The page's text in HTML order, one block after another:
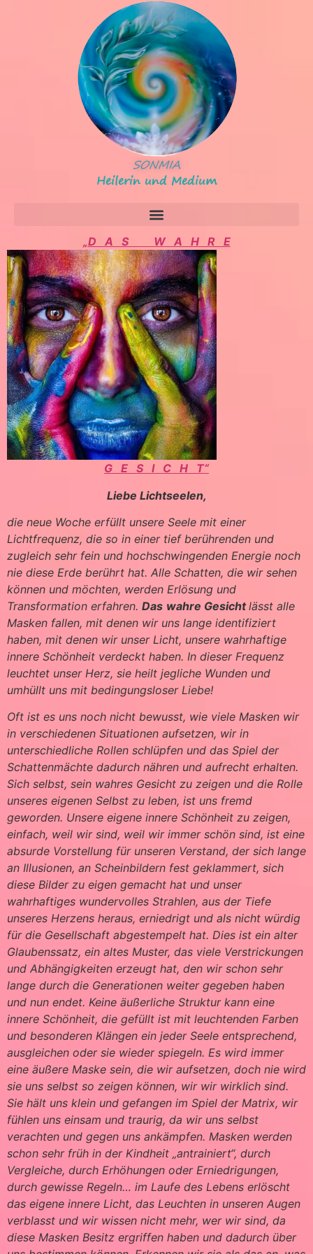
SONMIA
Heilerin und Medium
„D A S W A H R E
G E S I C H T“
Liebe Lichtseelen,
die neue Woche erfüllt unsere Seele mit einer
Lichtfrequenz, die so in einer tief berührenden und
zugleich sehr fein und hochschwingenden Energie noch
nie diese Erde berührt hat. Alle Schatten, die wir sehen
können und möchten, werden Erlösung und
Transformation erfahren. Das wahre Gesichtlässt alle
Masken fallen, mit denen wir uns lange identifiziert
haben, mit denen wir unser Licht, unsere wahrhaftige
innere Schönheit verdeckt haben. In dieser Frequenz
leuchtet unser Herz, sie heilt jegliche Wunden und
umhüllt uns mit bedingungsloser Liebe!
Oft ist es uns noch nicht bewusst, wie viele Masken wir
in verschiedenen Situationen aufsetzen, wir in
unterschiedliche Rollen schlüpfen und das Spiel der
Schattenmächte dadurch nähren und aufrecht erhalten.
Sich selbst, sein wahres Gesicht zu zeigen und die Rolle
unseres eigenen Selbst zu leben, ist uns fremd
geworden. Unsere eigene innere Schönheit zu zeigen,
einfach, weil wir sind, weil wir immer schön sind, ist eine
absurde Vorstellung für unseren Verstand, der sich lange
an Illusionen, an Scheinbildern fest geklammert, sich
diese Bilder zu eigen gemacht hat und unser
wahrhaftiges wundervolles Strahlen, aus der Tiefe
unseres Herzens heraus, erniedrigt und als nicht würdig
für die Gesellschaft abgestempelt hat. Dies ist ein alter
Glaubenssatz, ein altes Muster, das viele Verstrickungen
und Abhängigkeiten erzeugt hat, den wir schon sehr
lange durch die Generationen weiter gegeben haben
und nun endet. Keine äußerliche Struktur kann eine
innere Schönheit, die gefüllt ist mit leuchtenden Farben
und besonderen Klängen ein jeder Seele entsprechend,
ausgleichen oder sie wieder spiegeln. Es wird immer
eine äußere Maske sein, die wir aufsetzen, doch nie wird
sie uns selbst so zeigen können, wir wir wirklich sind.
Sie hält uns klein und gefangen im Spiel der Matrix, wir
fühlen uns einsam und traurig, da wir uns selbst
verachten und gegen uns ankämpfen. Masken werden
schon sehr früh in der Kindheit „antrainiert“, durch
Vergleiche, durch Erhöhungen oder Erniedrigungen,
durch gewisse Regeln… im Laufe des Lebens erlöscht
das eigene innere Licht, das Leuchten in unseren Augen
verblasst und wir wissen nicht mehr, wer wir sind, da
diese Masken Besitz ergriffen haben und dadurch über